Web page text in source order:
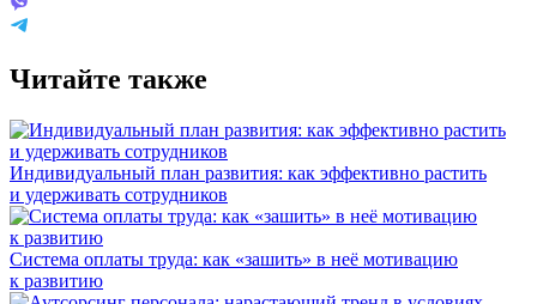
Читайте также
Индивидуальный план развития: как эффективно растить
и удерживать сотрудников
Система оплаты труда: как «зашить» в неё мотивацию
к развитию